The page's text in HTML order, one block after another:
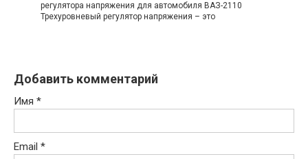
регулятора напряжения для автомобиля ВАЗ-2110
Трехуровневый регулятор напряжения – это
Добавить комментарий
Имя *
Email *